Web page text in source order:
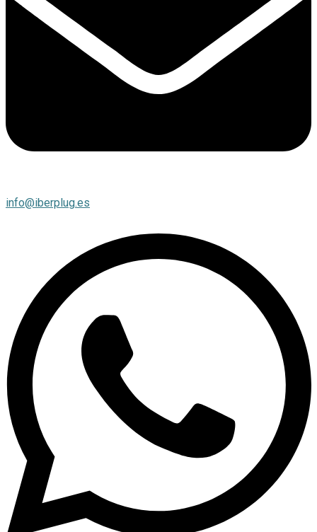
info@iberplug.es